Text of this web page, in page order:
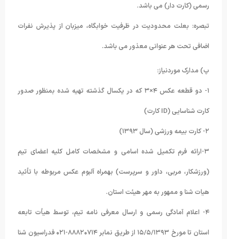
رسمی (کارت دار) می باشد.
تبصره: بعلت محدودیت در ظرفیت خوابگاه، میزبان از پذیرش نفرات
اضافی تحت هر عنوانی معذور می باشد.
پ) مدارک موردنیاز:
۱- دو قطعه عکس ۴×۳ که در یکسال گذشته تهیه شده بمنظور صدور
کارت شناسایی (ID کارت)
۲- کارت بیمه ورزشی (سال ۱۳۹۳)
۳-ارائه فرم تکمیل شده اسامی و مشخصات کامل کلیه اعضای تیم
(ورزشکار، مربی، داور و سرپرست) بهمراه آلبوم عکس مربوطه با تأئید
هیات شنا و ممهور به مهر هیئت استان.
۴- اعلام آمادگی رسمی و ارسال معرفی نامه تیم، توسط هیأت تابعه
استان تا مورخ ۱۵/۵/۱۳۹۳ از طریق نمابر ۸۸۸۲۰۷۱۴-۰۲۱ فدراسیون شنا